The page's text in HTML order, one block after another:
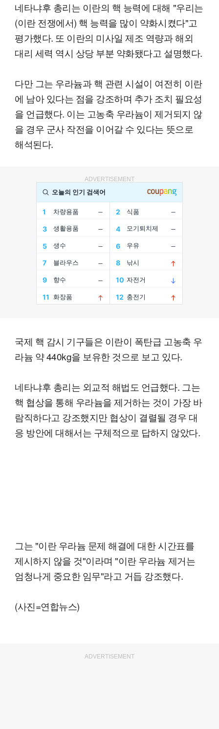
네타냐후 총리는 이란의 핵 능력에 대해 "우리는
(이란 전쟁에서) 핵 능력을 많이 약화시켰다"고
평가했다. 또 이란의 미사일 제조 역량과 해외
대리 세력 역시 상당 부분 약화됐다고 설명했다.
다만 그는 우라늄과 핵 관련 시설이 여전히 이란
에 남아 있다는 점을 강조하며 추가 조치 필요성
을 언급했다. 이는 고농축 우라늄이 제거되지 않
을 경우 군사 작전을 이어갈 수 있다는 뜻으로
해석된다.
ADVERTISEMENT
국제 핵 감시 기구들은 이란이 폭탄급 고농축 우
라늄 약 440kg을 보유한 것으로 보고 있다.
네타냐후 총리는 외교적 해법도 언급했다. 그는
핵 협상을 통해 우라늄을 제거하는 것이 가장 바
람직하다고 강조했지만 협상이 결렬될 경우 대
응 방안에 대해서는 구체적으로 답하지 않았다.
그는 "이란 우라늄 문제 해결에 대한 시간표를
제시하지 않을 것"이라며 "이란 우라늄 제거는
엄청나게 중요한 임무"라고 거듭 강조했다.
(사진=연합뉴스)
ADVERTISEMENT